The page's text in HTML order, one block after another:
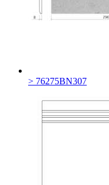
> 76275BN307